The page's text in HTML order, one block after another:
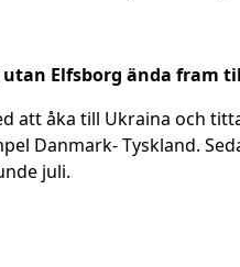
Elfsborg ända fram
att åka till Ukraina och
Danmark- Tyskland.
juli.